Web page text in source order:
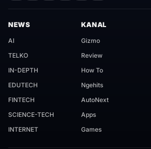
NEWS
AI
TELKO
IN-DEPTH
EDUTECH
FINTECH
SCIENCE-TECH
INTERNET
KANAL
Gizmo
Review
How To
Ngehits
AutoNext
Apps
Games